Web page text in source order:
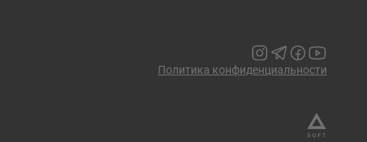
Политика конфиденциальности